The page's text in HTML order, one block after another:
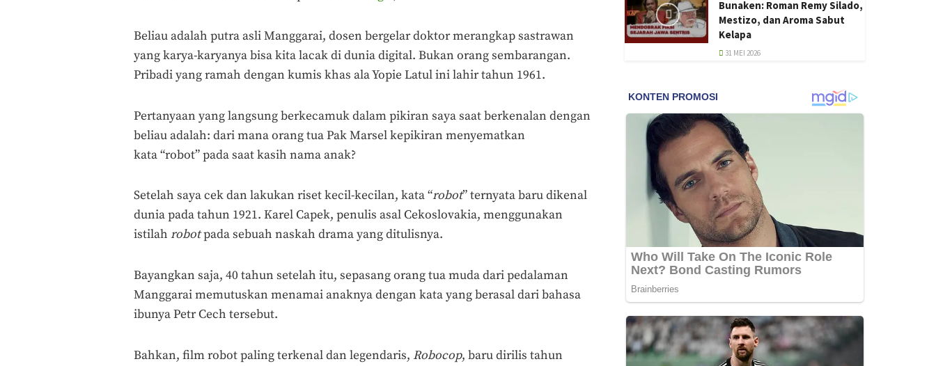
Beliau adalah putra asli Manggarai, dosen bergelar doktor merangkap sastrawan
yang karya-karyanya bisa kita lacak di dunia digital. Bukan orang sembarangan.
Pribadi yang ramah dengan kumis khas ala Yopie Latul ini lahir tahun 1961.
Pertanyaan yang langsung berkecamuk dalam pikiran saya saat berkenalan dengan
beliau adalah: dari mana orang tua Pak Marsel kepikiran menyematkan
kata “robot” pada saat kasih nama anak?
Setelah saya cek dan lakukan riset kecil-kecilan, kata “robot” ternyata baru dikenal
dunia pada tahun 1921. Karel Capek, penulis asal Cekoslovakia, menggunakan
istilah robotpada sebuah naskah drama yang ditulisnya.
Bayangkan saja, 40 tahun setelah itu, sepasang orang tua muda dari pedalaman
Manggarai memutuskan menamai anaknya dengan kata yang berasal dari bahasa
ibunya Petr Cech tersebut.
Bahkan, film robot paling terkenal dan legendaris, Robocop, baru dirilis tahun
Bunaken: Roman Remy Silado,
Mestizo, dan Aroma Sabut
Kelapa
31 MEI 2026